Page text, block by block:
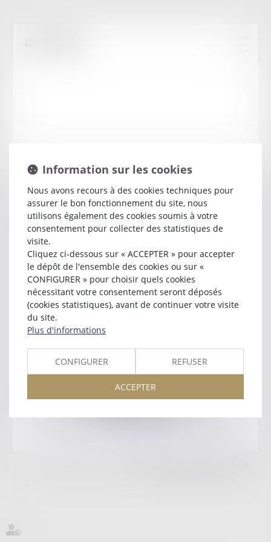
FrancoisSAMMUT
16 RUE PIERRE BAYEN
51000 CHALONS EN CHAMPAGNE
Tél :03 26 64 15 15
Retour
HonorairesMentions légalesPlan du site
11 Place des Cinq Martyrs du Lycée Buffon, 75014 PARIS
Information sur les cookies
Nous avons recours à des cookies techniques pour
assurer le bon fonctionnement du site, nous
utilisons également des cookies soumis à votre
consentement pour collecter des statistiques de
visite.
Cliquez ci-dessous sur « ACCEPTER » pour accepter
le dépôt de l'ensemble des cookies ou sur «
CONFIGURER » pour choisir quels cookies
nécessitant votre consentement seront déposés
(cookies statistiques), avant de continuer votre visite
du site.
Plus d'informations
CONFIGURER REFUSER
ACCEPTER